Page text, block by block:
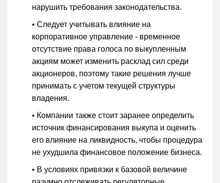
нарушить требования законодательства.
• Следует учитывать влияние на
корпоративное управление - временное
отсутствие права голоса по выкупленным
акциям может изменить расклад сил среди
акционеров, поэтому такие решения лучше
принимать с учетом текущей структуры
владения.
• Компании также стоит заранее определить
источник финансирования выкупа и оценить
его влияние на ликвидность, чтобы процедура
не ухудшила финансовое положение бизнеса.
• В условиях привязки к базовой величине